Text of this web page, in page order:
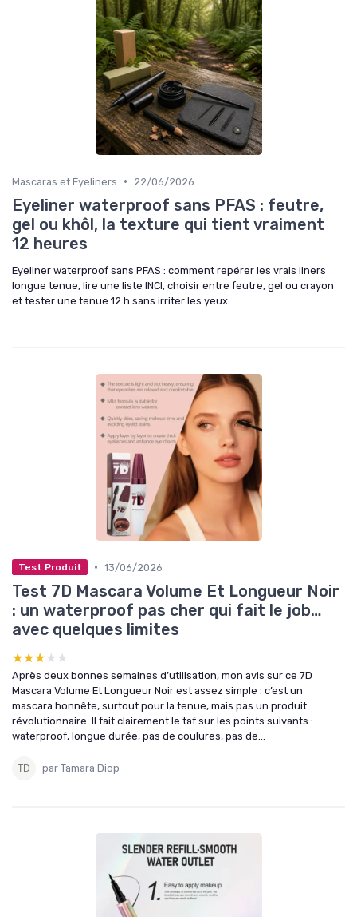
Mascaras et Eyeliners • 22/06/2026
Eyeliner waterproof sans PFAS : feutre,
gel ou khôl, la texture qui tient vraiment
12 heures
Eyeliner waterproof sans PFAS : comment repérer les vrais liners
longue tenue, lire une liste INCI, choisir entre feutre, gel ou crayon
et tester une tenue 12 h sans irriter les yeux.
Test Produit • 13/06/2026
Test 7D Mascara Volume Et Longueur Noir
: un waterproof pas cher qui fait le job…
avec quelques limites
★★★★★
★★★★★
Après deux bonnes semaines d’utilisation, mon avis sur ce 7D
Mascara Volume Et Longueur Noir est assez simple : c’est un
mascara honnête, surtout pour la tenue, mais pas un produit
révolutionnaire. Il fait clairement le taf sur les points suivants :
waterproof, longue durée, pas de coulures, pas de...
par Tamara Diop